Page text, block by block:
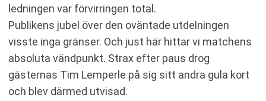
ledningen var förvirringen total.
Publikens jubel över den oväntade utdelningen
visste inga gränser. Och just här hittar vi matchens
absoluta vändpunkt. Strax efter paus drog
gästernas Tim Lemperle på sig sitt andra gula kort
och blev därmed utvisad.